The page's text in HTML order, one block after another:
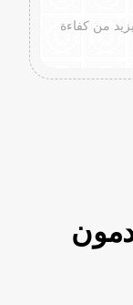
من كفاءة